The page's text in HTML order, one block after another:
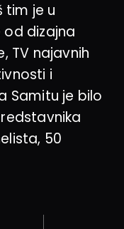
tim je u
dizajna
TV najavnih
i
Samitu je bilo
50